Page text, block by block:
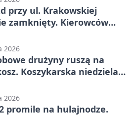
przy ul. Krakowskiej
zamknięty. Kierowców
2026
drużyny ruszą na
Koszykarska niedziela
2026
promile na hulajnodze.